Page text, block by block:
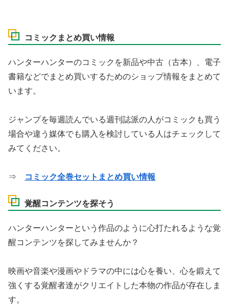
コミックまとめ買い情報
ハンターハンターのコミックを新品や中古（古本）、電子
書籍などでまとめ買いするためのショップ情報をまとめて
います。
ジャンプを毎週読んでいる週刊誌派の人がコミックも買う
場合や違う媒体でも購入を検討している人はチェックして
みてください。
⇒ コミック全巻セットまとめ買い情報
覚醒コンテンツを探そう
ハンターハンターという作品のように心打たれるような覚
醒コンテンツを探してみませんか？
映画や音楽や漫画やドラマの中には心を養い、心を鍛えて
強くする覚醒者達がクリエイトした本物の作品が存在しま
す。